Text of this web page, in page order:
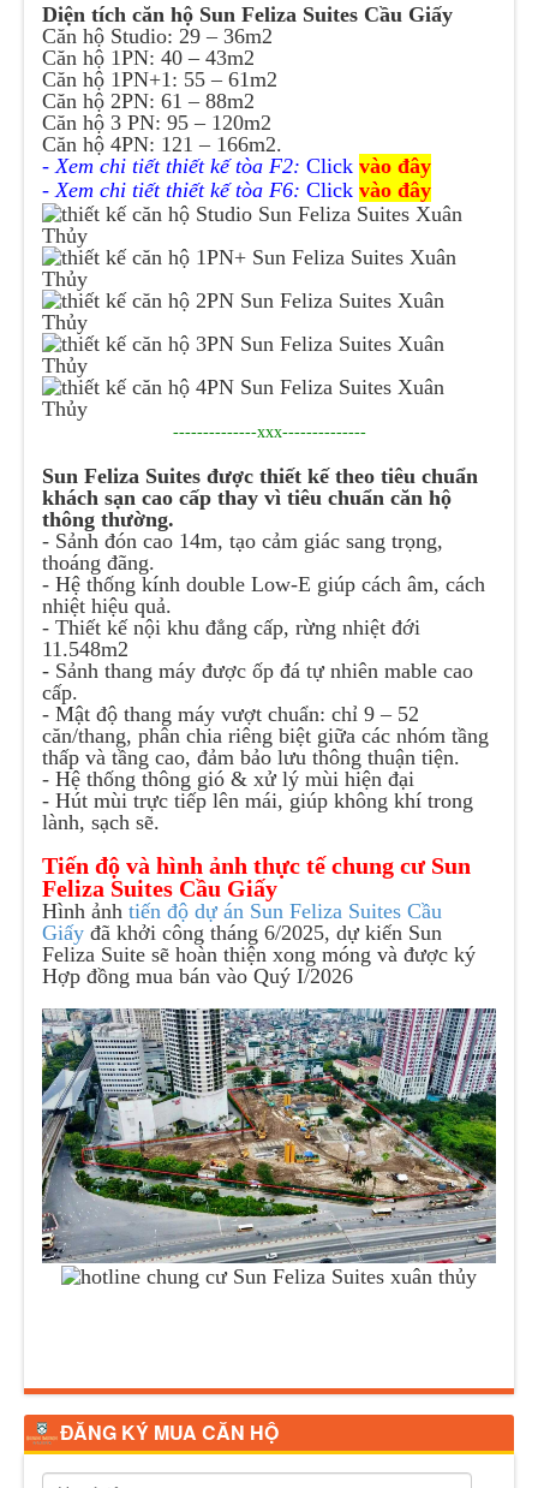
Diện tích căn hộ Sun Feliza Suites Cầu Giấy
Căn hộ Studio: 29 – 36m2
Căn hộ 1PN: 40 – 43m2
Căn hộ 1PN+1: 55 – 61m2
Căn hộ 2PN: 61 – 88m2
Căn hộ 3 PN: 95 – 120m2
Căn hộ 4PN: 121 – 166m2.
- Xem chi tiết thiết kế tòa F2:Clickvào đây
- Xem chi tiết thiết kế tòa F6:Clickvào đây
--------------xxx--------------
Sun Feliza Suites được thiết kế theo tiêu chuẩn
khách sạn cao cấp thay vì tiêu chuẩn căn hộ
thông thường.
- Sảnh đón cao 14m, tạo cảm giác sang trọng,
thoáng đãng.
-Hệ thống kính double Low-E giúp cách âm, cách
nhiệt hiệu quả.
-Thiết kế nội khu đẳng cấp, rừng nhiệt đới
11.548m2
- Sảnh thang máy được ốp đá tự nhiên mable cao
cấp.
-Mật độ thang máy vượt chuẩn: chỉ 9 – 52
căn/thang, phân chia riêng biệt giữa các nhóm tầng
thấp và tầng cao, đảm bảo lưu thông thuận tiện.
-Hệ thống thông gió & xử lý mùi hiện đại
-Hút mùi trực tiếp lên mái, giúp không khí trong
lành, sạch sẽ.
Tiến độ và hình ảnh thực tế chung cư Sun
Feliza Suites Cầu Giấy
Hình ảnhtiến độ dự án Sun Feliza Suites Cầu
Giấy đã khởi công tháng 6/2025, dự kiến Sun
Feliza Suite sẽ hoàn thiện xong móng và được ký
Hợp đồng mua bán vào Quý I/2026
ĐĂNG KÝ MUA CĂN HỘ